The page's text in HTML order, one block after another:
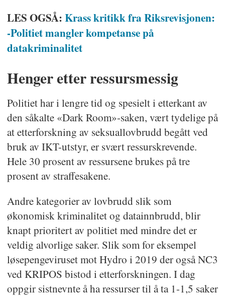
LES OGSÅ:Krass kritikk fra Riksrevisjonen:
-Politiet mangler kompetanse på
datakriminalitet
Henger etter ressursmessig
Politiet har i lengre tid og spesielt i etterkant av
den såkalte «Dark Room»-saken, vært tydelige på
at etterforskning av seksuallovbrudd begått ved
bruk av IKT-utstyr, er svært ressurskrevende.
Hele 30 prosent av ressursene brukes på tre
prosent av straffesakene.
Andre kategorier av lovbrudd slik som
økonomisk kriminalitet og datainnbrudd, blir
knapt prioritert av politiet med mindre det er
veldig alvorlige saker. Slik som for eksempel
løsepengeviruset mot Hydro i 2019 der også NC3
ved KRIPOS bistod i etterforskningen. I dag
oppgir sistnevnte å ha ressurser til å ta 1-1,5 saker